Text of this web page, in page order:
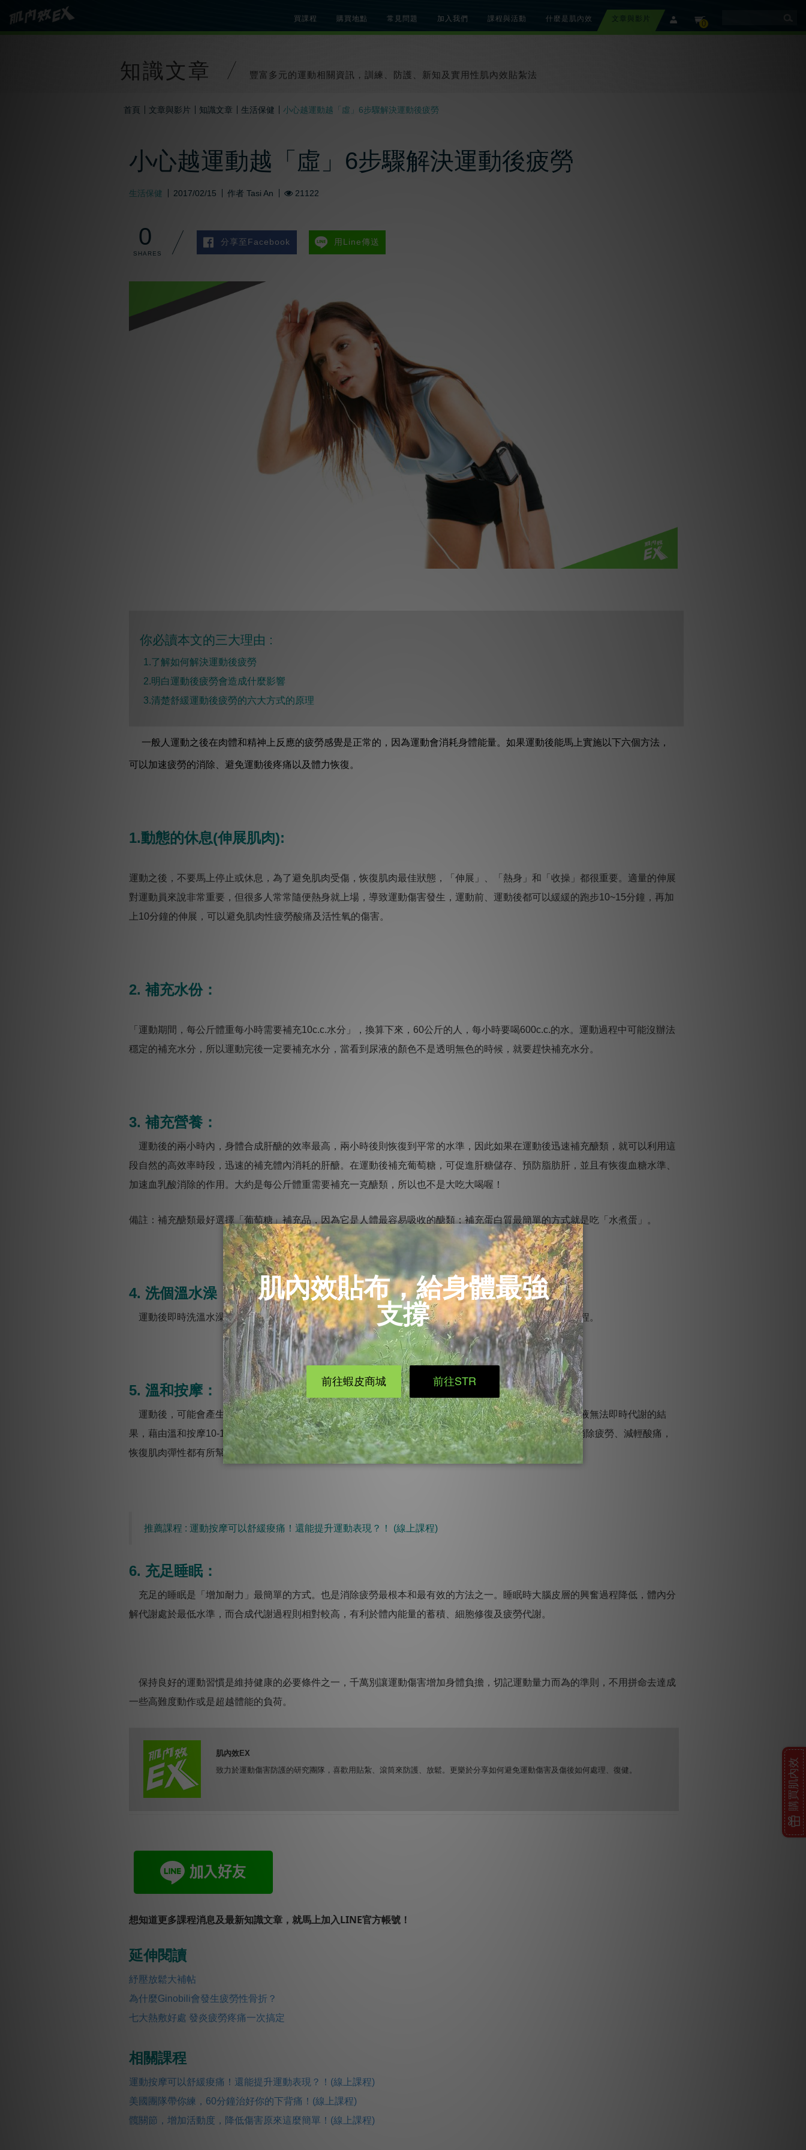
cart 0
member
買課程 購買地點 常見問題 加入我們
課程與活動
什麼是肌內效
文章與影片
知識文章 豐富多元的運動相關資訊，訓練、防護、新知及實用性肌內效貼紮法
首頁 文章與影片 知識文章 生活保健 小心越運動越「虛」6步驟解決運動後疲勞
小心越運動越「虛」6步驟解決運動後疲勞
生活保健 2017/02/15 作者 Tasi An 21122
0 分享至Facebook 用Line傳送
你必讀本文的三大理由 :
1.了解如何解決運動後疲勞
2.明白運動後疲勞會造成什麼影響
3.清楚舒緩運動後疲勞的六大方式的原理
一般人運動之後在肉體和精神上反應的疲勞感覺是正常的，因為運動會消耗身體能量。如果運動後能馬上實施以下六個方法，
可以加速疲勞的消除、避免運動後疼痛以及體力恢復。
1.動態的休息(伸展肌肉):
運動之後，不要馬上停止或休息，為了避免肌肉受傷，恢復肌肉最佳狀態，「伸展」、「熱身」和「收操」都很重要。適量的伸展
對運動員來說非常重要，但很多人常常隨便熱身就上場，導致運動傷害發生，運動前、運動後都可以緩緩的跑步10~15分鐘，再加
上10分鐘的伸展，可以避免肌肉性疲勞酸痛及活性氧的傷害。
2. 補充水份：
「運動期間，每公斤體重每小時需要補充10c.c.水分」，換算下來，60公斤的人，每小時要喝600c.c.的水。運動過程中可能沒辦法
穩定的補充水分，所以運動完後一定要補充水分，當看到尿液的顏色不是透明無色的時候，就要趕快補充水分。
3. 補充營養：
運動後的兩小時內，身體合成肝醣的效率最高，兩小時後則恢復到平常的水準，因此如果在運動後迅速補充醣類，就可以利用這
段自然的高效率時段，迅速的補充體內消耗的肝醣。在運動後補充葡萄糖，可促進肝糖儲存、預防脂肪肝，並且有恢復血糖水準、
加速血乳酸消除的作用。大約是每公斤體重需要補充一克醣類，所以也不是大吃大喝喔！
備註：補充醣類最好選擇「葡萄糖」補充品，因為它是人體最容易吸收的醣類；補充蛋白質最簡單的方式就是吃「水煮蛋」。
4. 洗個溫水澡：
運動後即時洗溫水澡消除疲勞效果極佳。由於水的溫熱作用，可以改善血液循環，加速代謝廢物的排出過程。
5. 溫和按摩：
運動後，可能會產生肌肉酸痛或疲倦，是由於運動時產生的新陳代謝廢棄物乳酸、毒素，沉澱於肌肉，血液無法即時代謝的結
果，藉由溫和按摩10-15分鐘可使身體肌肉放鬆，對於運動後的血液循環促進，淋淋巴系統的排毒等功能，消除疲勞、減輕酸痛，
恢復肌肉彈性都有所幫助。
推薦課程 : 運動按摩可以舒緩痠痛！還能提升運動表現？！ ​(線上課程)
6. 充足睡眠：
充足的睡眠是「增加耐力」最簡單的方式。也是消除疲勞最根本和最有效的方法之一。睡眠時大腦皮層的興奮過程降低，體內分
解代謝處於最低水準，而合成代謝過程則相對較高，有利於體內能量的蓄積、細胞修復及疲勞代謝。
保持良好的運動習慣是維持健康的必要條件之一，千萬別讓運動傷害增加身體負擔，切記運動量力而為的準則，不用拼命去達成
一些高難度動作或是超越體能的負荷。
肌內效EX
致力於運動傷害防護的研究團隊，喜歡用貼紮、滾筒來防護、放鬆。更樂於分享如何避免運動傷害及傷後如何處理、復健。
想知道更多課程消息及最新知識文章，就馬上加入LINE官方帳號！
延伸閱讀
紓壓放鬆大補帖
為什麼Ginobili會發生疲勞性骨折？
七大熱敷好處 發炎疲勞疼痛一次搞定
相關課程
運動按摩可以舒緩痠痛！還能提升運動表現？！(線上課程)
美國團隊帶你練，60分鐘治好你的下背痛！(線上課程)
髖關節，增加活動度，降低傷害原來這麼簡單！(線上課程)
購買肌內效